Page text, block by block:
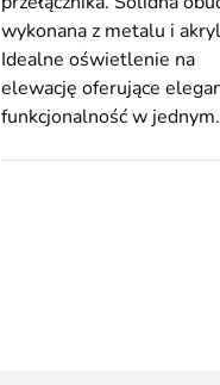
wykonana z metalu i
Idealne oświetlenie na
elewację oferujące
funkcjonalność w jednym.